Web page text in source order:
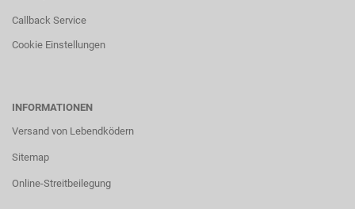
Callback Service
Cookie Einstellungen
INFORMATIONEN
Versand von Lebendködern
Sitemap
Online-Streitbeilegung